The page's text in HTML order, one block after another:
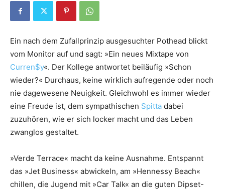
Ein nach dem Zufallprinzip ausgesuchter Pothead blickt
vom Monitor auf und sagt: »Ein neues Mixtape von
Curren$y«. Der Kollege antwortet beiläufig »Schon
wieder?« Durchaus, keine wirklich aufregende oder noch
nie dagewesene Neuigkeit. Gleichwohl es immer wieder
eine Freude ist, dem sympathischen Spitta dabei
zuzuhören, wie er sich locker macht und das Leben
zwanglos gestaltet.
»Verde Terrace« macht da keine Ausnahme. Entspannt
das »Jet Business« abwickeln, am »Hennessy Beach«
chillen, die Jugend mit »Car Talk« an die guten Dipset-